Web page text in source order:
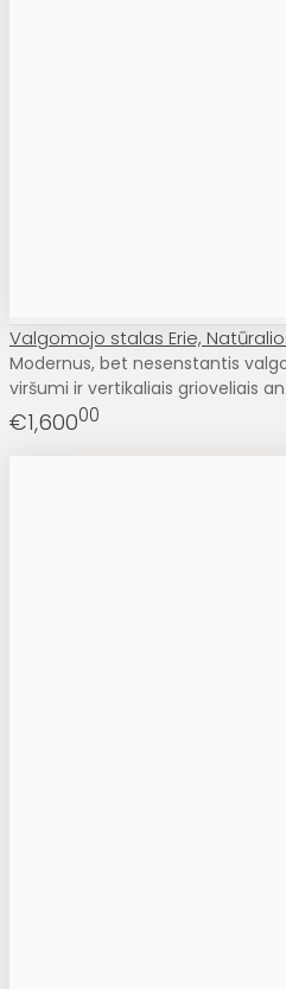
Valgomojo stalas Erie,
Modernus, bet nesenstantis
viršumi ir vertikaliais grioveliais
€1,60000